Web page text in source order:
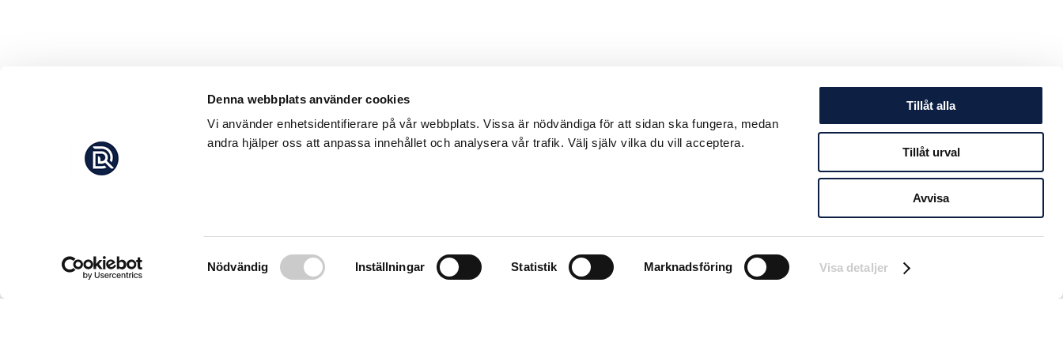
Denna webbplats använder cookies
Vi använder enhetsidentifierare på vår webbplats. Vissa är nödvändiga för att sidan ska fungera, medan
andra hjälper oss att anpassa innehållet och analysera vår trafik. Välj själv vilka du vill acceptera.
Samtyckesval
Nödvändig Inställningar Statistik Marknadsföring Visa detaljer
Tillåt alla
Tillåt urval
Avvisa